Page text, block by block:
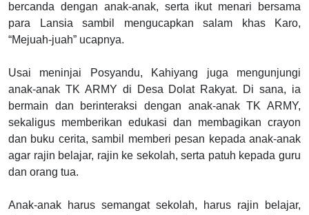
bercanda dengan anak-anak, serta ikut menari bersama
para Lansia sambil mengucapkan salam khas Karo,
“Mejuah-juah” ucapnya.
Usai meninjai Posyandu, Kahiyang juga mengunjungi
anak-anak TK ARMY di Desa Dolat Rakyat. Di sana, ia
bermain dan berinteraksi dengan anak-anak TK ARMY,
sekaligus memberikan edukasi dan membagikan crayon
dan buku cerita, sambil memberi pesan kepada anak-anak
agar rajin belajar, rajin ke sekolah, serta patuh kepada guru
dan orang tua.
Anak-anak harus semangat sekolah, harus rajin belajar,